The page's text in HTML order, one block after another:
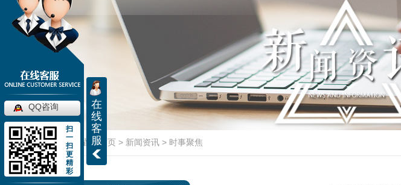
滑模技术
麦仓滑模 浅圆仓滑模
造粒塔滑模 烟囱滑模
高塔滑模 筒仓封顶
当前位置：首页 > 新闻资讯 > 时事聚焦
在
线
客
服
QQ咨询
扫
一
扫
更
精
彩